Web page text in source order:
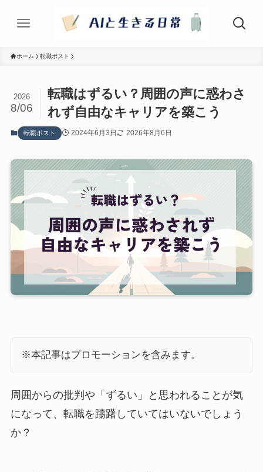
ホーム 転職ポスト
転職はずるい？周囲の声に惑わさ
れず自由なキャリアを築こう
2026
8/06
転職ポスト 2024年6月3日 2026年8月6日
※本記事はプロモーションを含みます。
周囲からの批判や「ずるい」と思われることが気
になって、転職を躊躇していてはいないでしょう
か？